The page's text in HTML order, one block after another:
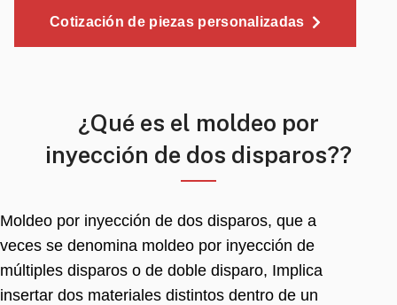
Cotización de piezas personalizadas
¿Qué es el moldeo por
inyección de dos disparos??
Moldeo por inyección de dos disparos, que a
veces se denomina moldeo por inyección de
múltiples disparos o de doble disparo, Implica
insertar dos materiales distintos dentro de un